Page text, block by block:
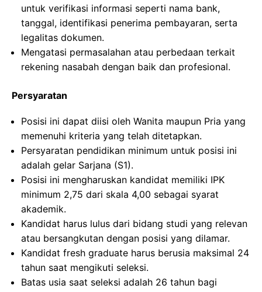
untuk verifikasi informasi seperti nama bank,
tanggal, identifikasi penerima pembayaran, serta
legalitas dokumen.
Mengatasi permasalahan atau perbedaan terkait
rekening nasabah dengan baik dan profesional.
Persyaratan
Posisi ini dapat diisi oleh Wanita maupun Pria yang
memenuhi kriteria yang telah ditetapkan.
Persyaratan pendidikan minimum untuk posisi ini
adalah gelar Sarjana (S1).
Posisi ini mengharuskan kandidat memiliki IPK
minimum 2,75 dari skala 4,00 sebagai syarat
akademik.
Kandidat harus lulus dari bidang studi yang relevan
atau bersangkutan dengan posisi yang dilamar.
Kandidat fresh graduate harus berusia maksimal 24
tahun saat mengikuti seleksi.
Batas usia saat seleksi adalah 26 tahun bagi